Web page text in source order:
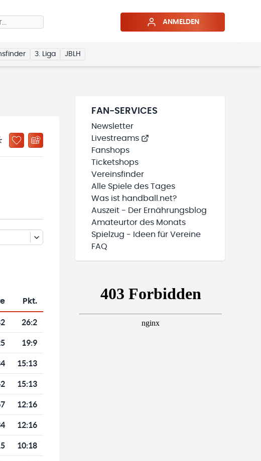
ANMELDEN
3. Liga JBLH
WIRD GELADEN
ZU „MEINE TEAMS“ HINZUFÜGEN
Pkt.
26:2
19:9
15:13
15:13
12:16
12:16
10:18
FAN-SERVICES
Newsletter
Livestreams
Fanshops
Ticketshops
Vereinsfinder
Alle Spiele des Tages
Was ist handball.net?
Auszeit - Der Ernährungsblog
Amateurtor des Monats
Spielzug - Ideen für Vereine
FAQ